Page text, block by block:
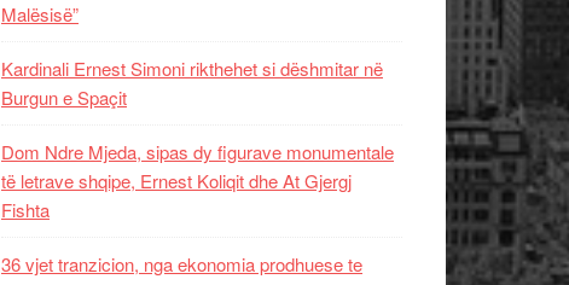
Malësisë”
Kardinali Ernest Simoni rikthehet si dëshmitar në
Burgun e Spaçit
Dom Ndre Mjeda, sipas dy figurave monumentale
të letrave shqipe, Ernest Koliqit dhe At Gjergj
Fishta
36 vjet tranzicion, nga ekonomia prodhuese te